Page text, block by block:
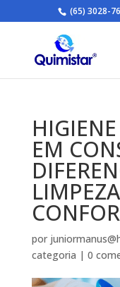
(65) 3028-
EM
por
categoria | 0